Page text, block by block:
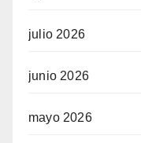
julio 2026
junio 2026
mayo 2026